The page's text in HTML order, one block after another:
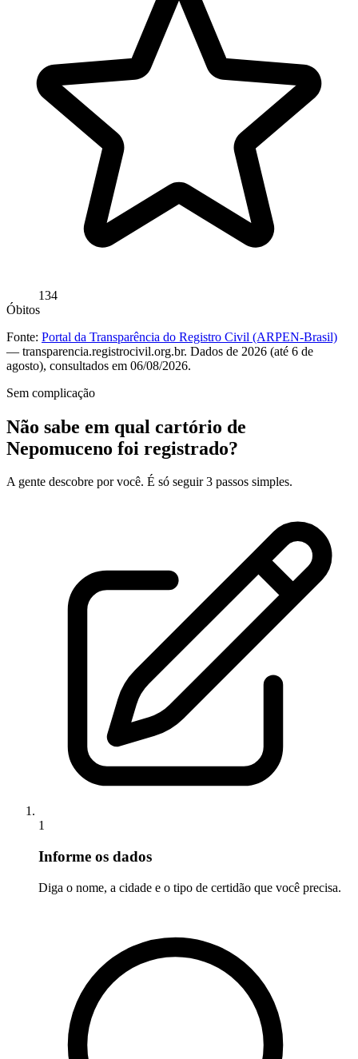
134
Óbitos
Fonte: Portal da Transparência do Registro Civil (ARPEN-Brasil)
— transparencia.registrocivil.org.br. Dados de 2026 (até 6 de
agosto), consultados em 06/08/2026.
Sem complicação
Não sabe em qual cartório de
Nepomuceno foi registrado?
A gente descobre por você. É só seguir 3 passos simples.
1
Informe os dados
Diga o nome, a cidade e o tipo de certidão que você precisa.